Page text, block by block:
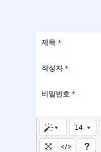
제목 *
작성자 *
비밀번호 *
14